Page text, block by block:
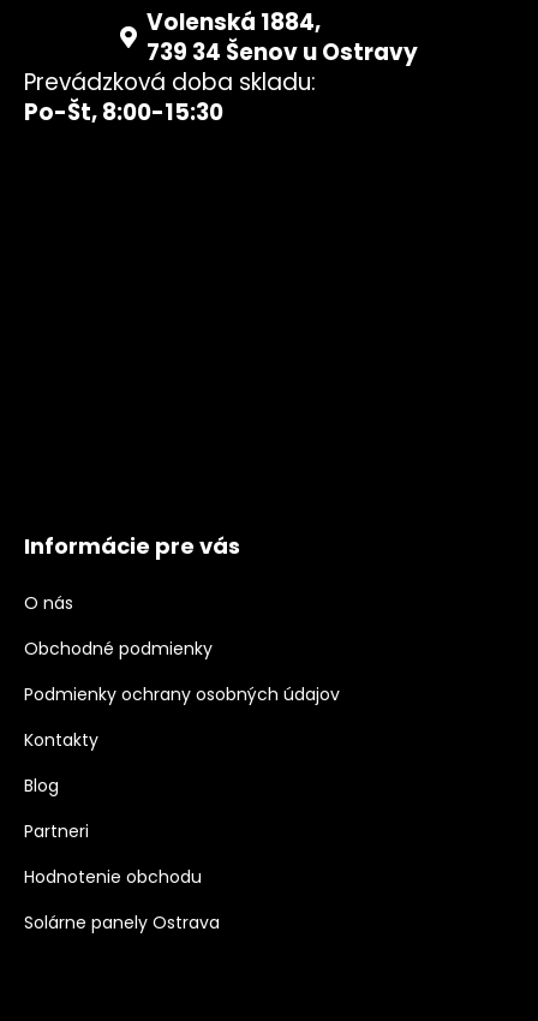
Volenská 1884,
739 34 Šenov u Ostravy
Prevádzková doba skladu:
Po-Št, 8:00-15:30
Informácie pre vás
O nás
Obchodné podmienky
Podmienky ochrany osobných údajov
Kontakty
Blog
Partneri
Hodnotenie obchodu
Solárne panely Ostrava